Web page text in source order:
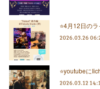
⭐️4月12日の
2026.03.26
⭐️youtubeに
2026.03.12